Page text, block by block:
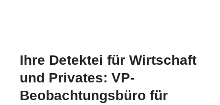
Ihre Detektei für Wirtschaft
und Privates: VP-
Beobachtungsbüro für